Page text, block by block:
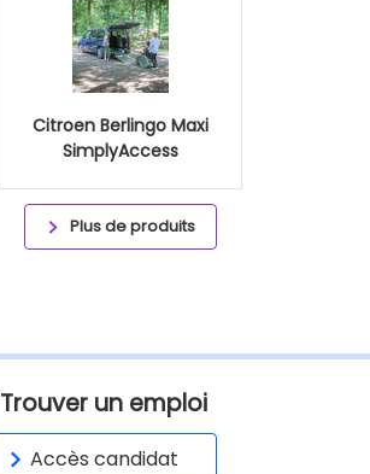
Citroen Berlingo Maxi
SimplyAccess
Plus de produits
Trouver un emploi
Accès candidat